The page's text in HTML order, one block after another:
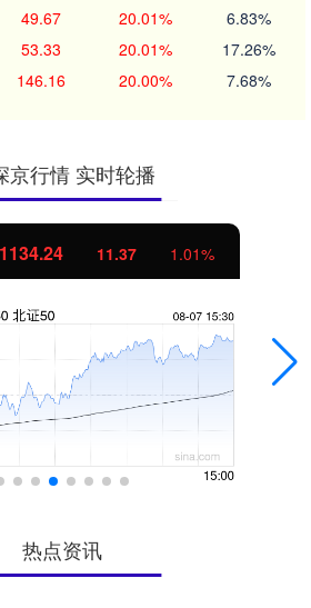
49.67 20.01% 6.83%
53.33 20.01% 17.26%
146.16 20.00% 7.68%
京行情 实时轮播
1134.24 11.37 1.01%
热点资讯